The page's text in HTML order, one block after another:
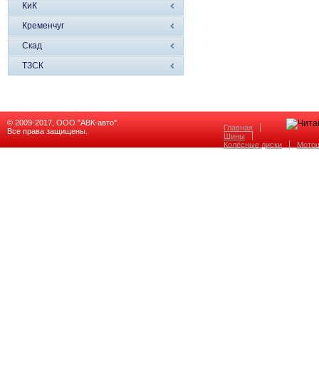
КиК
Кременчуг
Скад
ТЗСК
© 2009-2017, ООО "АВК-авто".
Все права защищены.
Главная
Шины
Колёсные диски